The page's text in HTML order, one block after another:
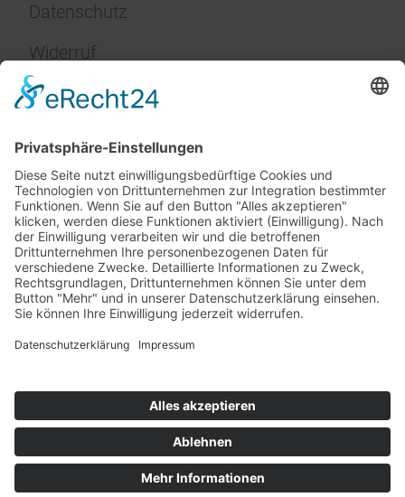
Datenschutz
Widerruf
Impressum
Service
FAQ
Zahlungsarten